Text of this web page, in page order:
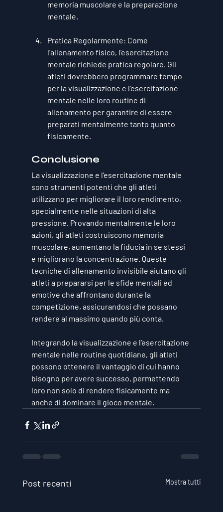
memoria muscolare e la preparazione
mentale.
Pratica Regolarmente: Come
l’allenamento fisico, l’esercitazione
mentale richiede pratica regolare. Gli
atleti dovrebbero programmare tempo
per la visualizzazione e l’esercitazione
mentale nelle loro routine di
allenamento per garantire di essere
preparati mentalmente tanto quanto
fisicamente.
Conclusione
La visualizzazione e l’esercitazione mentale
sono strumenti potenti che gli atleti
utilizzano per migliorare il loro rendimento,
specialmente nelle situazioni di alta
pressione. Provando mentalmente le loro
azioni, gli atleti costruiscono memoria
muscolare, aumentano la fiducia in se stessi
e migliorano la concentrazione. Queste
tecniche di allenamento invisibile aiutano gli
atleti a prepararsi per le sfide mentali ed
emotive che affrontano durante la
competizione, assicurandosi che possano
rendere al massimo quando più conta.
Integrando la visualizzazione e l’esercitazione
mentale nelle routine quotidiane, gli atleti
possono ottenere il vantaggio di cui hanno
bisogno per avere successo, permettendo
loro non solo di rendere fisicamente ma
anche di dominare il gioco mentale.
Post recenti Mostra tutti